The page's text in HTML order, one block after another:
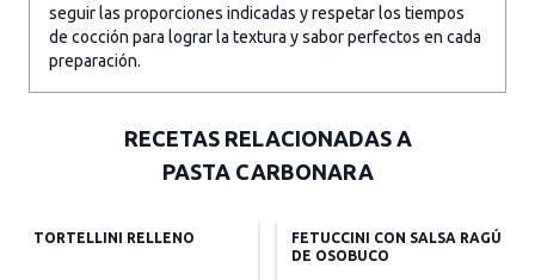
seguir las proporciones indicadas y respetar los tiempos
de cocción para lograr la textura y sabor perfectos en cada
preparación.
RECETAS RELACIONADAS A
PASTA CARBONARA
TORTELLINI RELLENO
FETUCCINI CON SALSA RAGÚ
DE OSOBUCO